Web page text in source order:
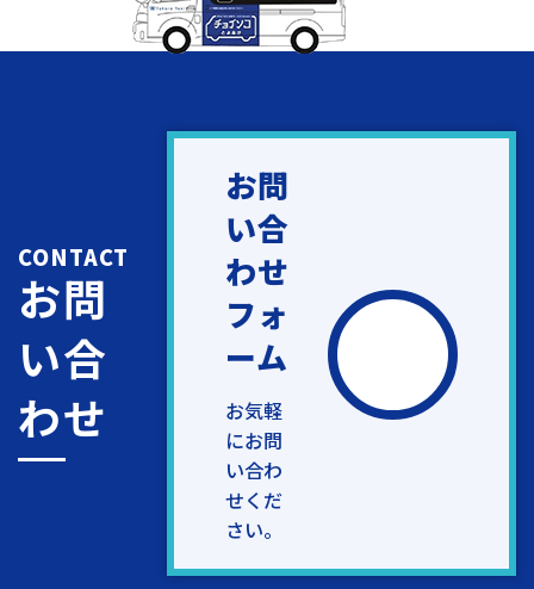
CONTACT
お問
い合
わせ
お問
い合
わせ
フォ
ーム
お気軽
にお問
い合わ
せくだ
さい。